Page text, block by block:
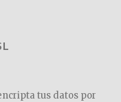
tus datos por